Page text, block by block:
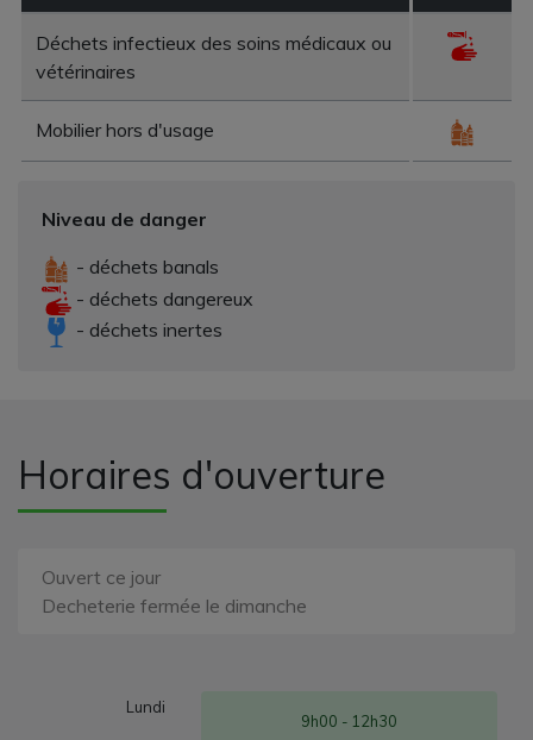
Déchets infectieux des soins médicaux ou
vétérinaires
Mobilier hors d'usage
Niveau de danger
- déchets banals
- déchets dangereux
- déchets inertes
Horaires d'ouverture
Ouvert ce jour
Decheterie fermée le dimanche
Lundi
9h00 - 12h30